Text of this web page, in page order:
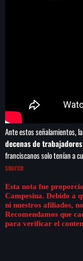
Ante estos señalamientos,
decenas de
franciscanos solo tenían a
source
Esta nota fue
Campesina. Debido a
ni nuestros afiliados,
Recomendamos que
para verificar el